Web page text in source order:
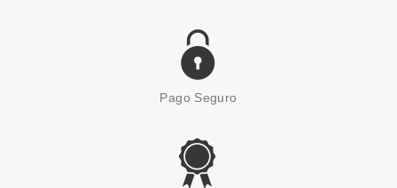
BABARIA
Pago Seguro